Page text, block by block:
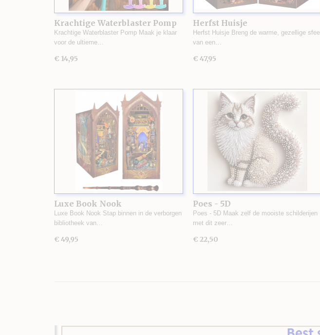
Krachtige Waterblaster Pomp
Krachtige Waterblaster Pomp Maak je klaar
voor de ultieme…
€ 14,95
Herfst Huisje
Herfst Huisje Breng de warme, gezellige
van een…
€ 47,95
Luxe Book Nook
Luxe Book Nook Stap binnen in de verborgen
bibliotheek van…
€ 49,95
Poes - 5D
Poes - 5D Maak zelf de mooiste schilderijen
met dit zeer…
€ 22,50